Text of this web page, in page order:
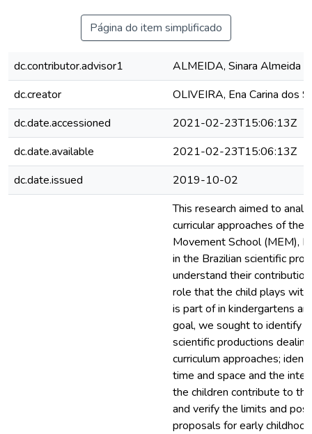
Página do item simplificado
dc.contributor.advisor1
ALMEIDA, Sinara Almeida
dc.creator
OLIVEIRA, Ena Carina dos
dc.date.accessioned
2021-02-23T15:06:13Z
dc.date.available
2021-02-23T15:06:13Z
dc.date.issued
2019-10-02
This research aimed to
curricular approaches of the
Movement School (MEM),
in the Brazilian scientific
understand their
role that the child plays
is part of in kindergartens
goal, we sought to identify
scientific productions
curriculum approaches;
time and space and the
the children contribute to
and verify the limits and
proposals for early